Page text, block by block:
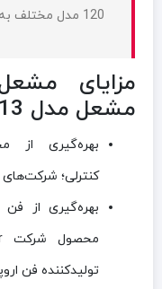
120 مدل مختلف به بازار عرضه می‌ گردند.
مزایای
مشعل مدل PM-10 KHGM 513 :
بهره‌گیری از
کنترلی؛ شرکت‌های
بهره‌گیری از فن
محصول شرکت
تولیدکننده فن